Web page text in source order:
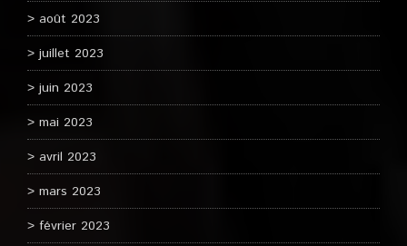
août 2023
juillet 2023
juin 2023
mai 2023
avril 2023
mars 2023
février 2023